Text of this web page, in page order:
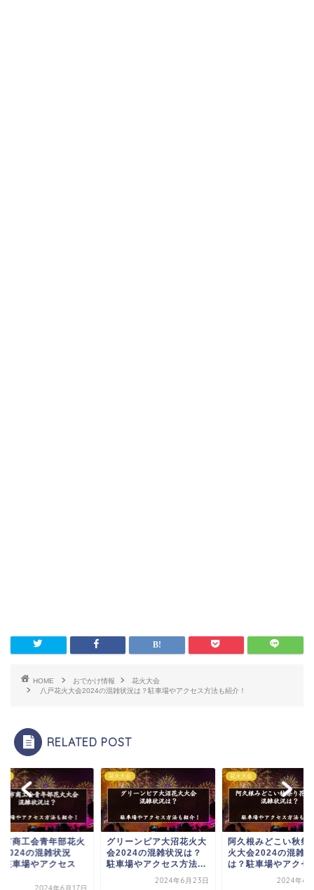
HOME おでかけ情報
花火大会
八戸花火大会2024の混雑状況は？駐車場やアクセス方法も紹介！
RELATED POST
ーンピア大沼花火大
の混雑状況は？
場やアクセス方法...
花火大会
阿久根みどこい秋祭り花
火大会2024の混雑状況
は？駐車場やアクセス...
2024年6月30日
花火大会
わらじ祭奉納花火大
2024の混雑状況は
車場やアクセス方法